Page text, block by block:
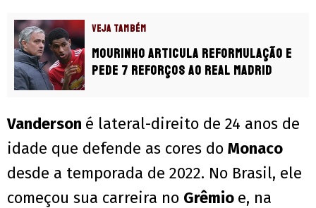
VEJA TAMBÉM
Mourinho articula reformulação e
pede 7 reforços ao Real Madrid
Vanderson é lateral-direito de 24 anos de
idade que defende as cores do Monaco
desde a temporada de 2022. No Brasil, ele
começou sua carreira no Grêmio e, na